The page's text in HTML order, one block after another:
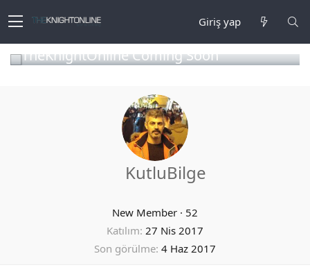
Giriş yap
TheKnightOnline Coming Soon
KutluBilge
New Member · 52
Katılım 27 Nis 2017
Son görülme 4 Haz 2017